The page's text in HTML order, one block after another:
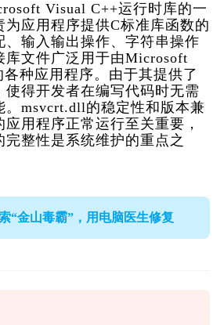
Visual C++运行时库的一
为应用程序提供C标准库函数的
、输入输出操作、字符串操作
库文件广泛用于由Microsoft
种应用程序。由于其提供了
使得开发者在编写代码时无需
。msvcrt.dll的稳定性和版本兼
用程序正常运行至关重要，
完整性是系统维护的重点之
“金山毒霸”，用电脑医生修复